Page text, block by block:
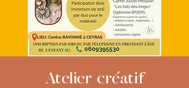
Atelier créatif